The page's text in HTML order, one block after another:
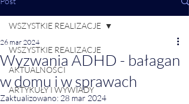
WSZYSTKIE REALIZACJE
AKTUALNOŚCI
ARTYKUŁY I WYWIADY
WSZYSTKIE REALIZACJE
Wyzwania ADHD - bałagan
w domu i w sprawach
26 mar 2024
Zaktualizowano: 28 mar 2024